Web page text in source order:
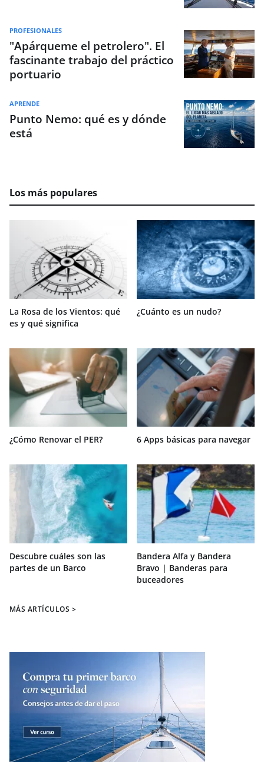
PROFESIONALES
"Apárqueme el petrolero". El
fascinante trabajo del práctico
portuario
APRENDE
Punto Nemo: qué es y dónde
está
Los más populares
La Rosa de los Vientos: qué
es y qué significa
¿Cuánto es un nudo?
¿Cómo Renovar el PER? 6 Apps básicas para navegar
Descubre cuáles son las
partes de un Barco
Bandera Alfa y Bandera
Bravo | Banderas para
buceadores
MÁS ARTÍCULOS >